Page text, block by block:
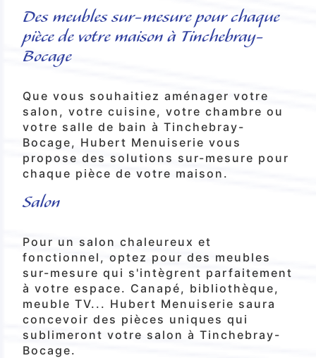
Des meubles sur-mesure pour chaque
pièce de votre maison à Tinchebray-
Bocage
Que vous souhaitiez aménager votre
salon, votre cuisine, votre chambre ou
votre salle de bain à Tinchebray-
Bocage, Hubert Menuiserie vous
propose des solutions sur-mesure pour
chaque pièce de votre maison.
Salon
Pour un salon chaleureux et
fonctionnel, optez pour des meubles
sur-mesure qui s'intègrent parfaitement
à votre espace. Canapé, bibliothèque,
meuble TV... Hubert Menuiserie saura
concevoir des pièces uniques qui
sublimeront votre salon à Tinchebray-
Bocage.